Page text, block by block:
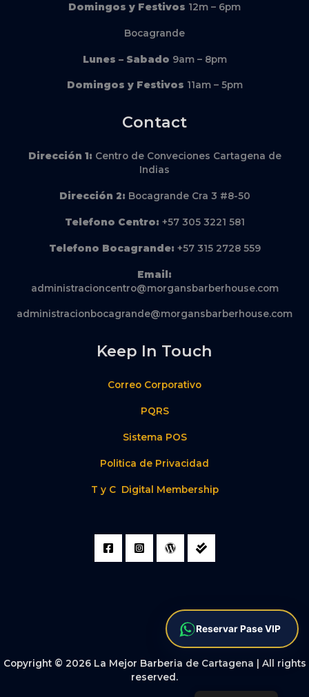
Domingos y Festivos 12m – 6pm
Bocagrande
Lunes – Sabado 9am – 8pm
Domingos y Festivos 11am – 5pm
Contact
Dirección 1: Centro de Conveciones Cartagena de
Indias
Dirección 2: Bocagrande Cra 3 #8-50
Telefono Centro: +57 305 3221 581
Telefono Bocagrande: +57 315 2728 559
Email:
administracioncentro@morgansbarberhouse.com
administracionbocagrande@morgansbarberhouse.com
Keep In Touch
Correo Corporativo
PQRS
Sistema POS
Politica de Privacidad
T y C Digital Membership
Copyright © 2026 La Mejor Barberia de Cartagena | All rights
reserved.
Reservar Pase VIP